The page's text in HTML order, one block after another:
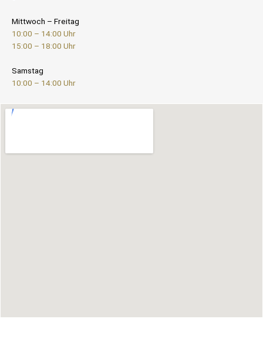
Mittwoch – Freitag
10:00 – 14:00 Uhr
15:00 – 18:00 Uhr
Samstag
10:00 – 14:00 Uhr